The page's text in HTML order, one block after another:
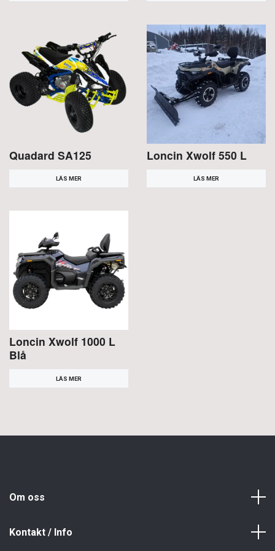
Quadard SA125
LÄS MER
Loncin Xwolf 550 L
LÄS MER
Loncin Xwolf 1000 L
Blå
LÄS MER
Om oss
Kontakt / Info